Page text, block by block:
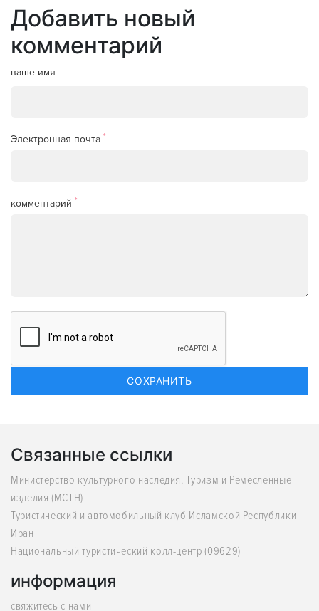
Добавить новый
комментарий
ваше имя
Электронная почта *
комментарий *
Связанные ссылки
Министерство культурного наследия. Туризм и Ремесленные
изделия (MCTH)
Туристический и автомобильный клуб Исламской Республики
Иран
Национальный туристический колл-центр (09629)
информация
свяжитесь с нами